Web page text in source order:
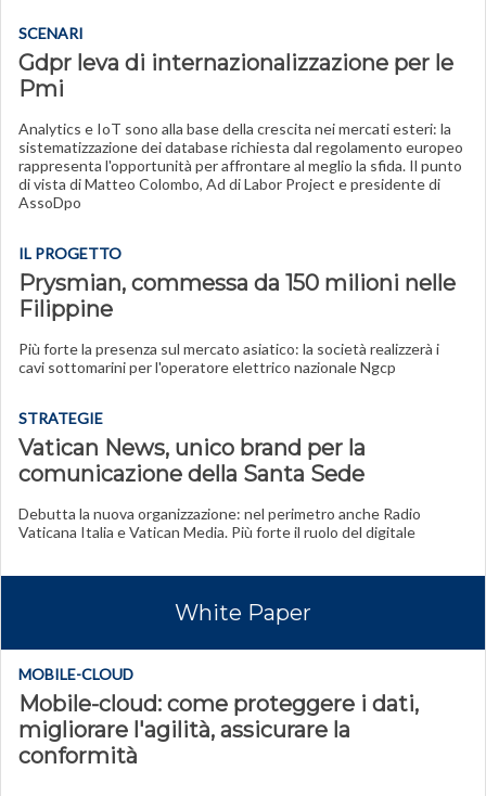
SCENARI
Gdpr leva di internazionalizzazione per le
Pmi
Analytics e IoT sono alla base della crescita nei mercati esteri: la
sistematizzazione dei database richiesta dal regolamento europeo
rappresenta l'opportunità per affrontare al meglio la sfida. Il punto
di vista di Matteo Colombo, Ad di Labor Project e presidente di
AssoDpo
IL PROGETTO
Prysmian, commessa da 150 milioni nelle
Filippine
Più forte la presenza sul mercato asiatico: la società realizzerà i
cavi sottomarini per l'operatore elettrico nazionale Ngcp
STRATEGIE
Vatican News, unico brand per la
comunicazione della Santa Sede
Debutta la nuova organizzazione: nel perimetro anche Radio
Vaticana Italia e Vatican Media. Più forte il ruolo del digitale
White Paper
MOBILE-CLOUD
Mobile-cloud: come proteggere i dati,
migliorare l'agilità, assicurare la
conformità